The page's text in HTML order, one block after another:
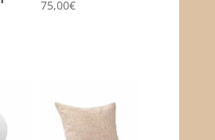
75,00€